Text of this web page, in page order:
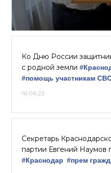
Ко Дню России
с родной земли
#помощь участникам
16.06.23
Секретарь
партии Евгений Наумов
#Краснодар #прем